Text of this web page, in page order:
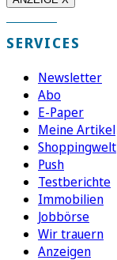
SERVICES
Newsletter
Abo
E-Paper
Meine Artikel
Shoppingwelt
Push
Testberichte
Immobilien
Jobbörse
Wir trauern
Anzeigen